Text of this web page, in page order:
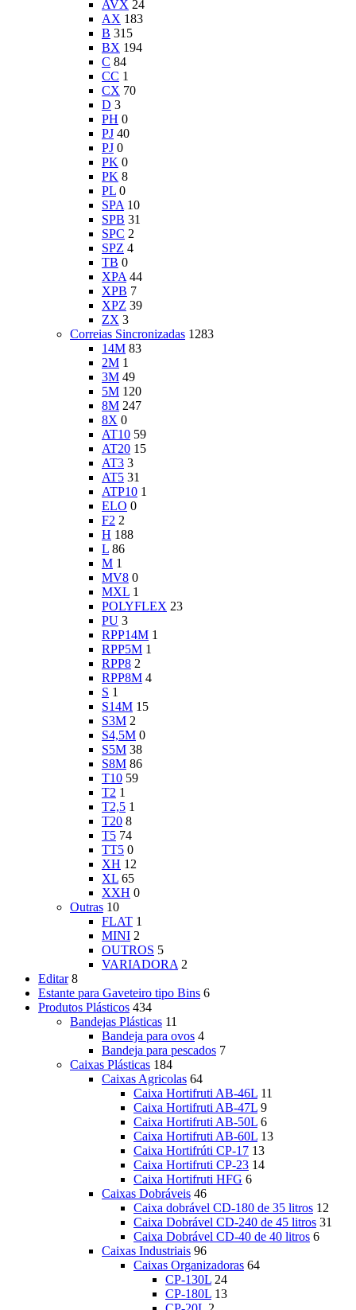
AVX 24
AX 183
B 315
BX 194
C 84
CC 1
CX 70
D 3
PH 0
PJ 40
PJ 0
PK 0
PK 8
PL 0
SPA 10
SPB 31
SPC 2
SPZ 4
TB 0
XPA 44
XPB 7
XPZ 39
ZX 3
Correias Sincronizadas 1283
14M 83
2M 1
3M 49
5M 120
8M 247
8X 0
AT10 59
AT20 15
AT3 3
AT5 31
ATP10 1
ELO 0
F2 2
H 188
L 86
M 1
MV8 0
MXL 1
POLYFLEX 23
PU 3
RPP14M 1
RPP5M 1
RPP8 2
RPP8M 4
S 1
S14M 15
S3M 2
S4,5M 0
S5M 38
S8M 86
T10 59
T2 1
T2,5 1
T20 8
T5 74
TT5 0
XH 12
XL 65
XXH 0
Outras 10
FLAT 1
MINI 2
OUTROS 5
VARIADORA 2
Editar 8
Estante para Gaveteiro tipo Bins 6
Produtos Plásticos 434
Bandejas Plásticas 11
Bandeja para ovos 4
Bandeja para pescados 7
Caixas Plásticas 184
Caixas Agricolas 64
Caixa Hortifruti AB-46L 11
Caixa Hortifruti AB-47L 9
Caixa Hortifruti AB-50L 6
Caixa Hortifruti AB-60L 13
Caixa Hortifrúti CP-17 13
Caixa Hortifruti CP-23 14
Caixa Hortifruti HFG 6
Caixas Dobráveis 46
Caixa dobrável CD-180 de 35 litros 12
Caixa Dobrável CD-240 de 45 litros 31
Caixa Dobrável CD-40 de 40 litros 6
Caixas Industriais 96
Caixas Organizadoras 64
CP-130L 24
CP-180L 13